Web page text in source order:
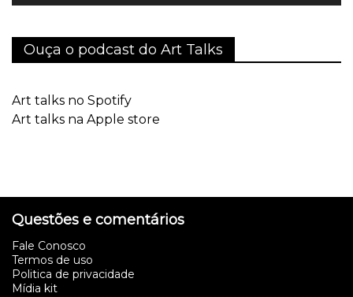
Ouça o podcast do Art Talks
Art talks no Spotify
Art talks na Apple store
Questões e comentários
Fale Conosco
Termos de uso
Politica de privacidade
Mídia kit